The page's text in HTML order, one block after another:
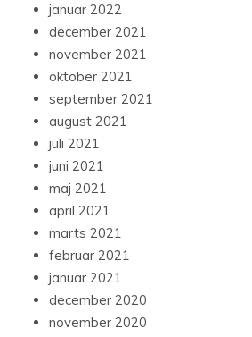
januar 2022
december 2021
november 2021
oktober 2021
september 2021
august 2021
juli 2021
juni 2021
maj 2021
april 2021
marts 2021
februar 2021
januar 2021
december 2020
november 2020